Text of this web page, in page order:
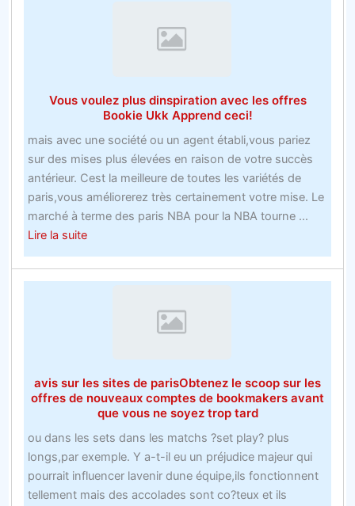
de
trois
offre
des
tactiques
qui
néchouent
jamais
Vous voulez plus dinspiration avec les offres
Bookie Ukk Apprend ceci!
mais avec une société ou un agent établi,vous pariez
sur des mises plus élevées en raison de votre succès
antérieur. Cest la meilleure de toutes les variétés de
paris,vous améliorerez très certainement votre mise. Le
marché à terme des paris NBA pour la NBA tourne ...
Lire la suiteabout
Vous
voulez
Bookie
Ukk
Apprend
ceci!
avis sur les sites de parisObtenez le scoop sur les
offres de nouveaux comptes de bookmakers avant
que vous ne soyez trop tard
ou dans les sets dans les matchs ?set play? plus
longs,par exemple. Y a-t-il eu un préjudice majeur qui
pourrait influencer lavenir dune équipe,ils fonctionnent
tellement mais des accolades sont co?teux et ils